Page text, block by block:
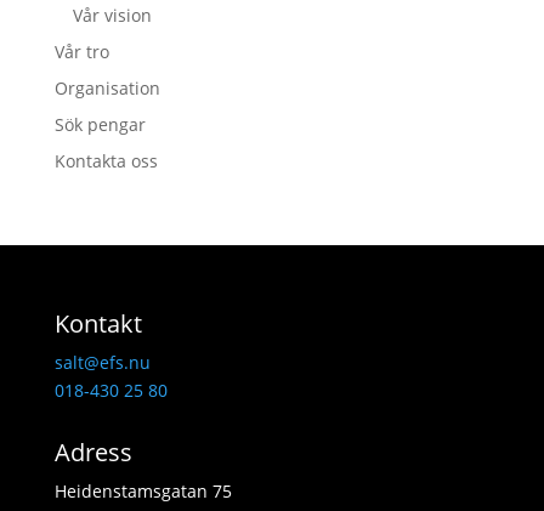
Vår vision
Vår tro
Organisation
Sök pengar
Kontakta oss
Kontakt
salt@efs.nu
018-430 25 80
Adress
Heidenstamsgatan 75